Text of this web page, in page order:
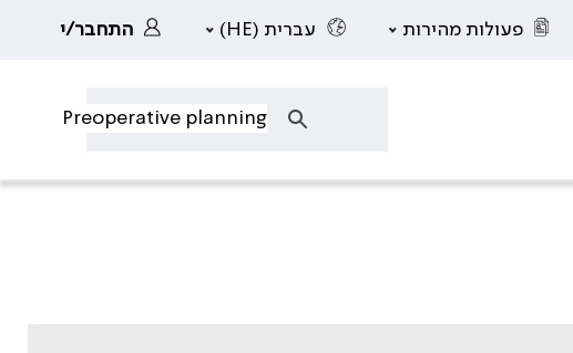
פעולות מהירות עברית (HE) התחבר/י